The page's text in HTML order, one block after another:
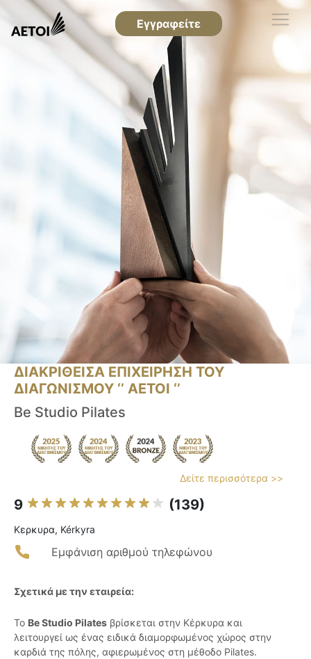
Εγγραφείτε
ΔΙΑΚΡΙΘΕΙΣΑ ΕΠΙΧΕΙΡΗΣΗ ΤΟΥ
ΔΙΑΓΩΝΙΣΜΟΥ ‘’ ΑΕΤΟΙ ‘’
Be Studio Pilates
Δείτε περισσότερα >>
9 (139)
Κερκυρα, Kérkyra
Εμφάνιση αριθμού τηλεφώνου
Σχετικά με την εταιρεία:
Το Be Studio Pilates βρίσκεται στην Κέρκυρα και
λειτουργεί ως ένας ειδικά διαμορφωμένος χώρος στην
καρδιά της πόλης, αφιερωμένος στη μέθοδο Pilates.